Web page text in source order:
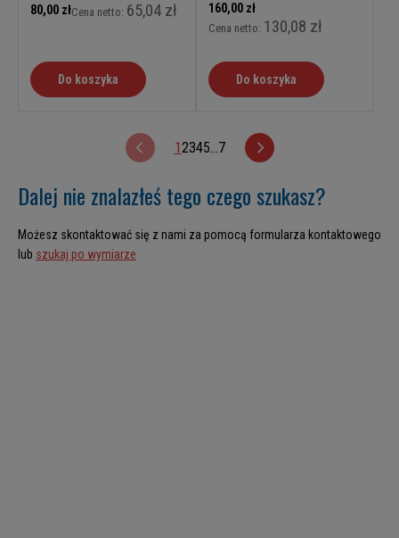
80,00 złCena netto: 65,04 zł
Do koszyka
160,00 zł
Cena netto: 130,08 zł
Do koszyka
12345...7
Dalej nie znalazłeś tego czego szukasz?
Możesz skontaktować się z nami za pomocą formularza kontaktowego
lub szukaj po wymiarze